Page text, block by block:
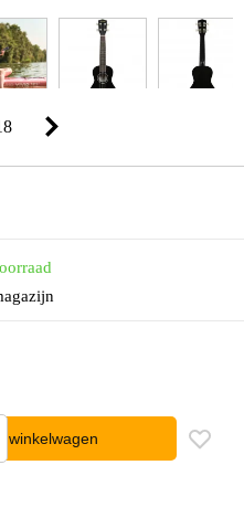
In winkelwagen